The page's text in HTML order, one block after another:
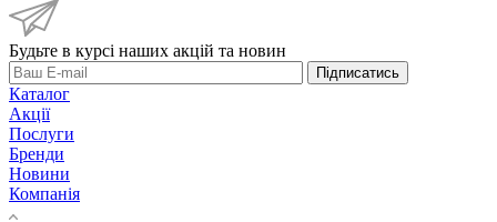
Будьте в курсі наших акцій та новин
Підписатись
Каталог
Акції
Послуги
Бренди
Новини
Компанія